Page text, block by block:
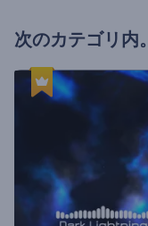
次のカテゴリ内。